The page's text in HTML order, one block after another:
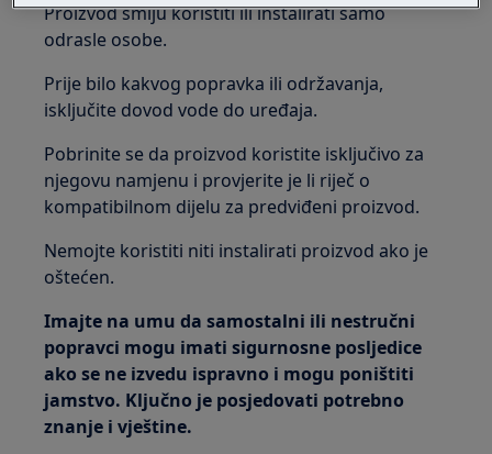
Proizvod smiju koristiti ili instalirati samo
odrasle osobe.
Prije bilo kakvog popravka ili održavanja,
isključite dovod vode do uređaja.
Pobrinite se da proizvod koristite isključivo za
njegovu namjenu i provjerite je li riječ o
kompatibilnom dijelu za predviđeni proizvod.
Nemojte koristiti niti instalirati proizvod ako je
oštećen.
Imajte na umu da samostalni ili nestručni
popravci mogu imati sigurnosne posljedice
ako se ne izvedu ispravno i mogu poništiti
jamstvo. Ključno je posjedovati potrebno
znanje i vještine.